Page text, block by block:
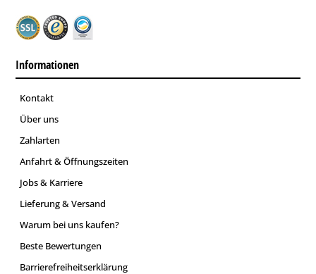
Informationen
Kontakt
Über uns
Zahlarten
Anfahrt & Öffnungszeiten
Jobs & Karriere
Lieferung & Versand
Warum bei uns kaufen?
Beste Bewertungen
Barrierefreiheitserklärung